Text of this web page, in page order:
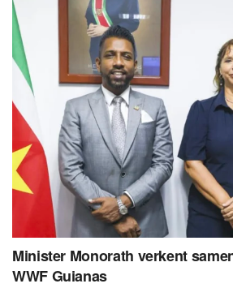
Minister Monorath verkent
WWF Guianas